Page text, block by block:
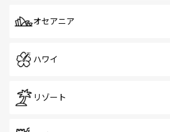
オセアニア
ハワイ
リゾート